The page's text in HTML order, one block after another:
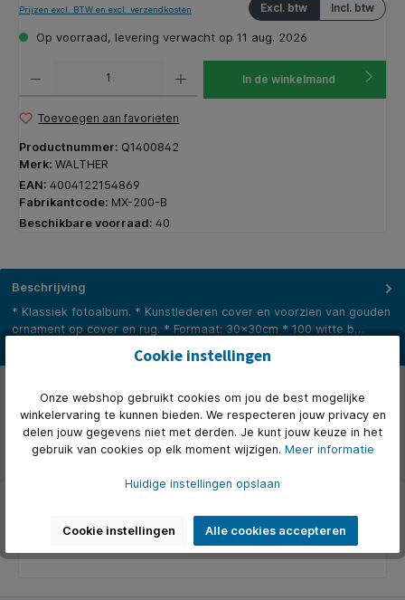
Incl. btw
Excl. btw
Prijzen excl. BTW en excl. verzendkosten
Op voorraad, levering verwacht op 11 aug. 2026
In de winkelmand
Toevoegen aan favorieten
Productnummer: Q1400842
Merk: WALTHER
EAN: 4004122154869
Fabrikantcode: MX-200-B
Beschikbare voorraad: 40
Beschrijving
* Klassiek fotoalbum. * Kunstlederen cover en voorzien van gouden
ornament op cover en rug. * Formaat: 30x30cm * 100 witte b…
Over het merk
Cookie instellingen
Onze webshop gebruikt cookies om jou de best mogelijke
winkelervaring te kunnen bieden. We respecteren jouw privacy en
delen jouw gegevens niet met derden. Je kunt jouw keuze in het
gebruik van cookies op elk moment wijzigen. Meer informatie
Huidige instellingen opslaan
Cookie instellingen Alle cookies accepteren